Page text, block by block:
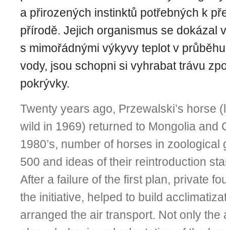
a přirozených instinktů potřebných k
přírodě. Jejich organismus se do­kázal
s mimořádnými výkyvy teplot v
vody, jsou schopni si vyhrabat trávu
pokrývky.
Twenty years ago, Przewalski’s horse
wild in 1969) returned to Mongolia and
1980’s, number of horses in
500 and ideas of their reintroduction
After a failure of the first plan, private
the initiative, helped to build
arranged the air trans­port. Not only the